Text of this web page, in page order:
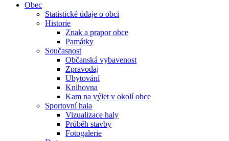
Obec
Statistické údaje o obci
Historie
Znak a prapor obce
Památky
Současnost
Občanská vybavenost
Zpravodaj
Ubytování
Knihovna
Kam na výlet v okolí obce
Sportovní hala
Vizualizace haly
Průběh stavby
Fotogalerie